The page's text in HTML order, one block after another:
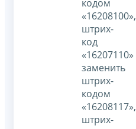
кодом
«16208100»,
штрих-
код
«16207110»
заменить
штрих-
кодом
«16208117»,
штрих-